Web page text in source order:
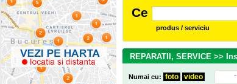
Ce
produs / serviciu
REPARATII, SERVICE >>
Numai cu: foto video